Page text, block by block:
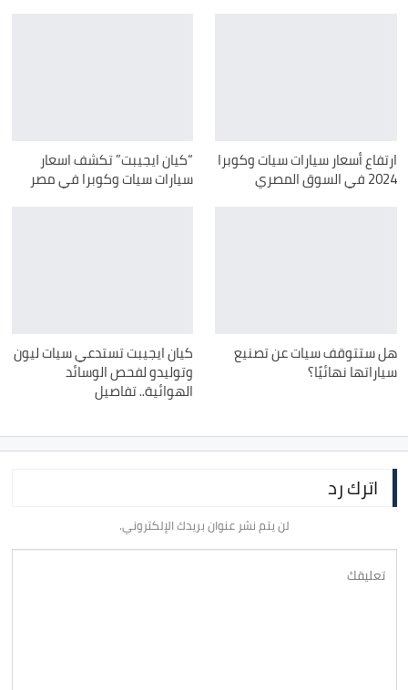
ارتفاع أسعار سيارات سيات وكوبرا
2024 في السوق المصري
“كيان ايجيبت” تكشف اسعار
سيارات سيات وكوبرا في مصر
هل ستتوقف سيات عن تصنيع
سياراتها نهائيًا؟
كيان ايجيبت تستدعي سيات ليون
وتوليدو لفحص الوسائد
الهوائية.. تفاصيل
اترك رد
لن يتم نشر عنوان بريدك الإلكتروني.